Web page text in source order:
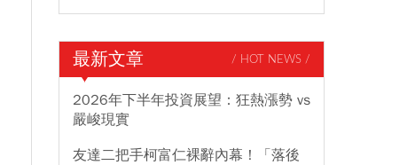
最新文章 / HOT NEWS /
2026年下半年投資展望：狂熱漲勢 vs
嚴峻現實
友達二把手柯富仁裸辭內幕！「落後